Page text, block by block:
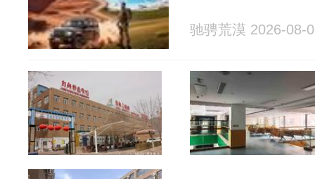
驰骋荒漠 2026-08-